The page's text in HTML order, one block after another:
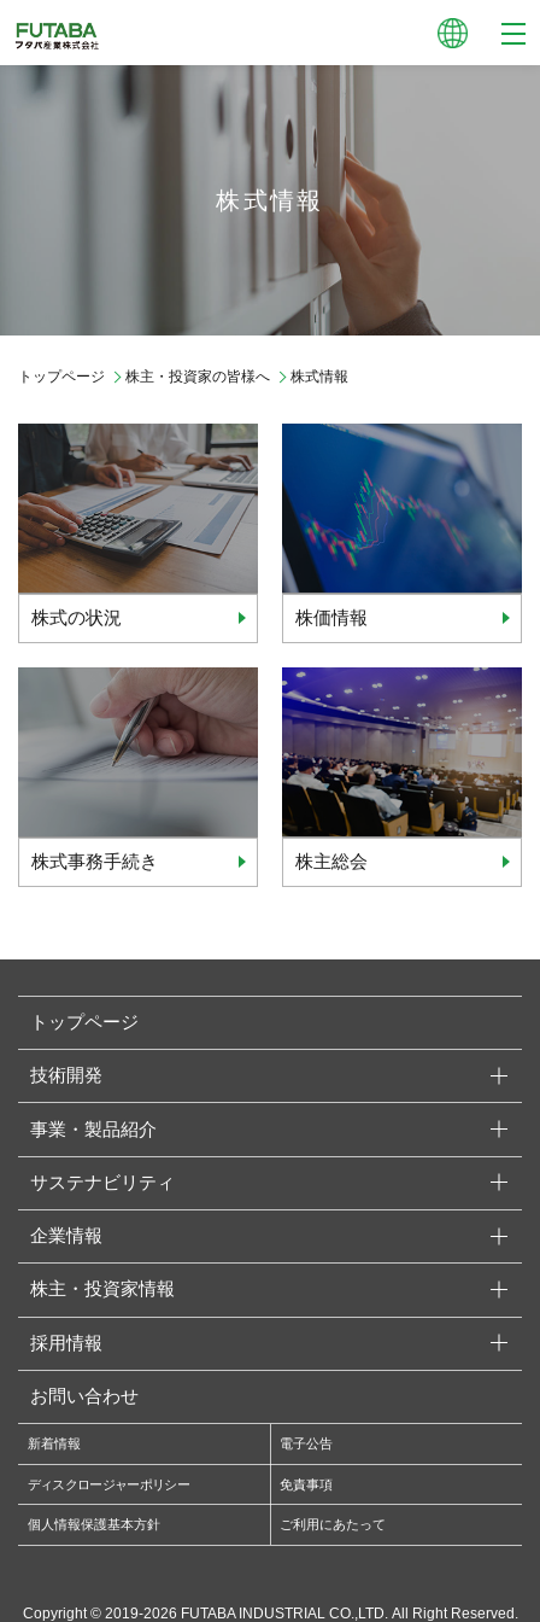
株式情報
トップページ 株主・投資家の皆様へ 株式情報
株式の状況 株価情報
株式事務手続き 株主総会
トップページ
技術開発
事業・製品紹介
サステナビリティ
企業情報
株主・投資家情報
採用情報
新着情報 電子公告
ディスクロージャーポリシー 免責事項
個人情報保護基本方針 ご利用にあたって
お問い合わせ
Copyright © 2019-2026 FUTABA INDUSTRIAL CO.,LTD. All Right Reserved.